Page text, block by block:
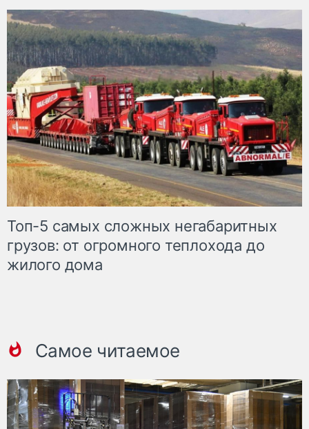
Топ-5 самых сложных негабаритных
грузов: от огромного теплохода до
жилого дома
Самое читаемое